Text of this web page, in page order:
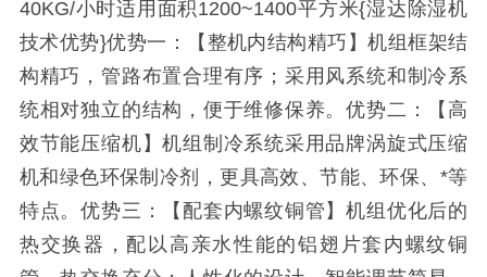
40KG/小时适用面积1200~1400平方米{湿达除湿机
技术优势}优势一：【整机内结构精巧】机组框架结
构精巧，管路布置合理有序；采用风系统和制冷系
统相对独立的结构，便于维修保养。优势二：【高
效节能压缩机】机组制冷系统采用品牌涡旋式压缩
机和绿色环保制冷剂，更具高效、节能、环保、*等
特点。优势三：【配套内螺纹铜管】机组优化后的
热交换器，配以高亲水性能的铝翅片套内螺纹铜